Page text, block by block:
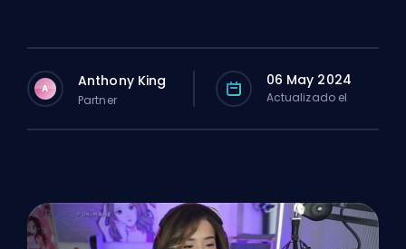
A Anthony King
Partner
06 May 2024
Actualizado el